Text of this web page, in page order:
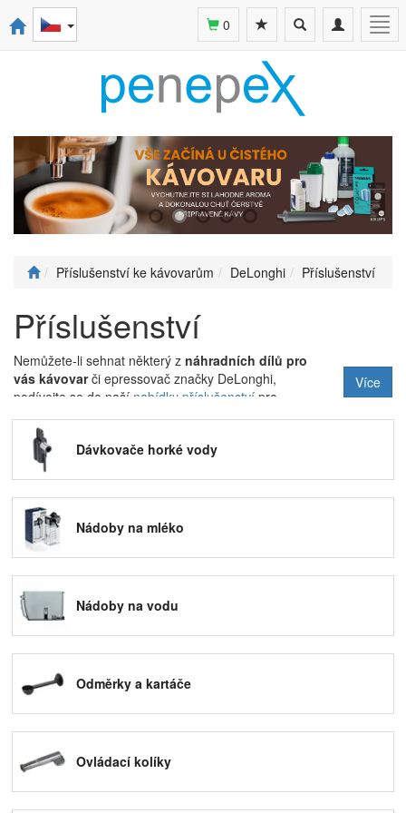
Toggle
navigation
Toggle
search
0
Příslušenství ke kávovarům DeLonghi Příslušenství
Příslušenství
Nemůžete-li sehnat některý z náhradních dílů pro
vás kávovarči epressovač značky DeLonghi,
podívejte se do naší nabídky příslušenství pro
všechny kávovary od této společnosti. Naleznete v ní
vše, co je pro servis vašeho kávovaru potřeba. Mezi
jinými například:
dávkovače horké vody
nádoby na mléko
nádoby na použitou kávu
nádoby na vodu
odkapávací misky
ovládací kolíky
páky pro kávovary
podložky pod tamper
silikonová maziva
sítka do kávovaru
termohrnky na kávu
testery tvrdosti vody
trubičky na mléko
skleněné konvičky
Většina náhradních dílů a příslušenství v naší
nabídce je určenak přímé výměně svépomocí.
Více
Dávkovače horké vody
Nádoby na mléko
Nádoby na vodu
Odměrky a kartáče
Ovládací kolíky